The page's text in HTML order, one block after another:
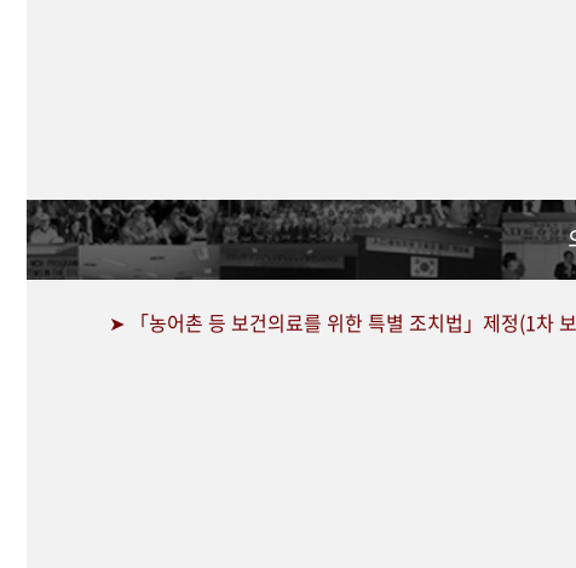
➤ 「농어촌 등 보건의료를 위한 특별 조치법」제정(1차